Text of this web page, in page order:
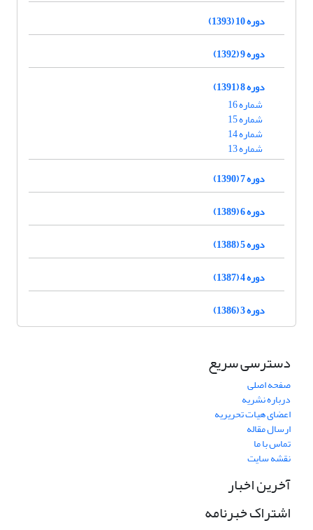
دوره 10 (1393)
دوره 9 (1392)
دوره 8 (1391)
شماره 16
شماره 15
شماره 14
شماره 13
دوره 7 (1390)
دوره 6 (1389)
دوره 5 (1388)
دوره 4 (1387)
دوره 3 (1386)
دسترسی سریع
صفحه اصلی
درباره نشریه
اعضای هیات تحریریه
ارسال مقاله
تماس با ما
نقشه سایت
آخرین اخبار
اشتراک خبرنامه